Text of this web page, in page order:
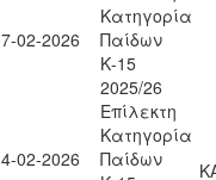
02-2026
Κατηγορία
Παίδων
Κ-15
2025/26
02-2026
Επίλεκτη
Κατηγορία
Παίδων